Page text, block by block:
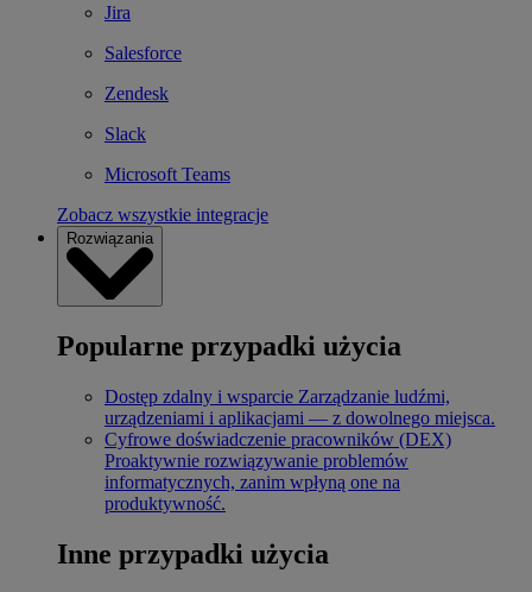
Jira
Salesforce
Zendesk
Slack
Microsoft Teams
Zobacz wszystkie integracje
Rozwiązania
Popularne przypadki użycia
Dostęp zdalny i wsparcie Zarządzanie ludźmi,
urządzeniami i aplikacjami — z dowolnego miejsca.
Cyfrowe doświadczenie pracowników (DEX)
Proaktywnie rozwiązywanie problemów
informatycznych, zanim wpłyną one na
produktywność.
Inne przypadki użycia